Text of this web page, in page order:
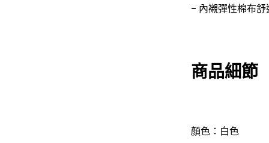
- 內襯彈性棉布
商品細節
顏色：白色